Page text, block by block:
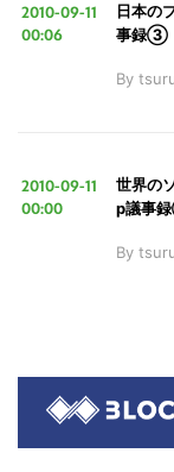
2010-09-11
00:06
日本の
事録③
By
2010-09-11
00:00
世界の
p議事
By